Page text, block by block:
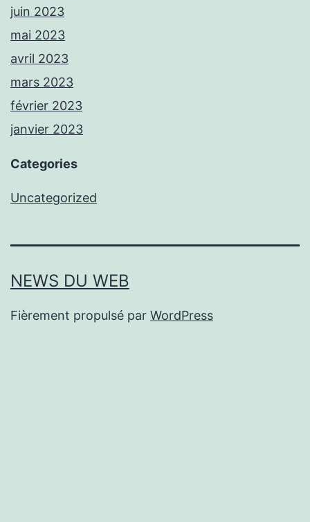
juin 2023
mai 2023
avril 2023
mars 2023
février 2023
janvier 2023
Categories
Uncategorized
NEWS DU WEB
Fièrement propulsé par WordPress